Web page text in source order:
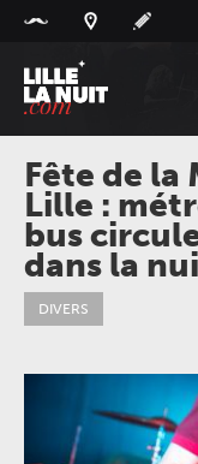
L'ACTU
L'AGENDA
LESLIEUX
LIVEREPORT
LILLELANUIT
Fête de la
Lille :
bus
dans la
DIVERS
Panneau de gestion des